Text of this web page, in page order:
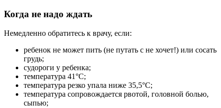
Когда не надо ждать
Немедленно обратитесь к врачу, если:
ребенок не может пить (не путать с не хочет!) или сосать
грудь;
судороги у ребенка;
температура 41°C;
температура резко упала ниже 35,5°C;
температура сопровождается рвотой, головной болью,
сыпью;